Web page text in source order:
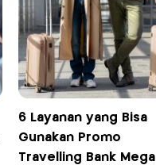
6 Layanan yang Bisa
Gunakan Promo
Travelling Bank Mega